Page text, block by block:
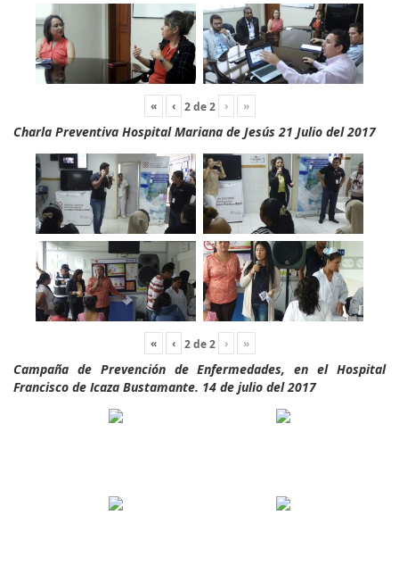
« ‹ 2de2 › »
Charla Preventiva Hospital Mariana de Jesús 21 Julio del 2017
« ‹ 2de2 › »
Campaña de Prevención de Enfermedades, en el Hospital
Francisco de Icaza Bustamante. 14 de julio del 2017